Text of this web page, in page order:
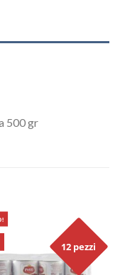
500 gr
12 pezzi